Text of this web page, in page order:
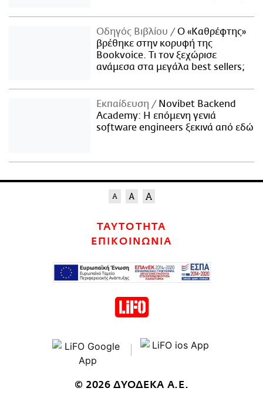
Οδηγός Βιβλίου
Ο «Καθρέφτης»
βρέθηκε στην κορυφή της
Bookvoice. Τι τον ξεχώρισε
ανάμεσα στα μεγάλα best sellers;
Εκπαίδευση
Novibet Backend
Academy: Η επόμενη γενιά
software engineers ξεκινά από εδώ
ΤΑΥΤΟΤΗΤΑ
ΕΠΙΚΟΙΝΩΝΙΑ
© 2026 ΔΥΟΔΕΚΑ Α.Ε.